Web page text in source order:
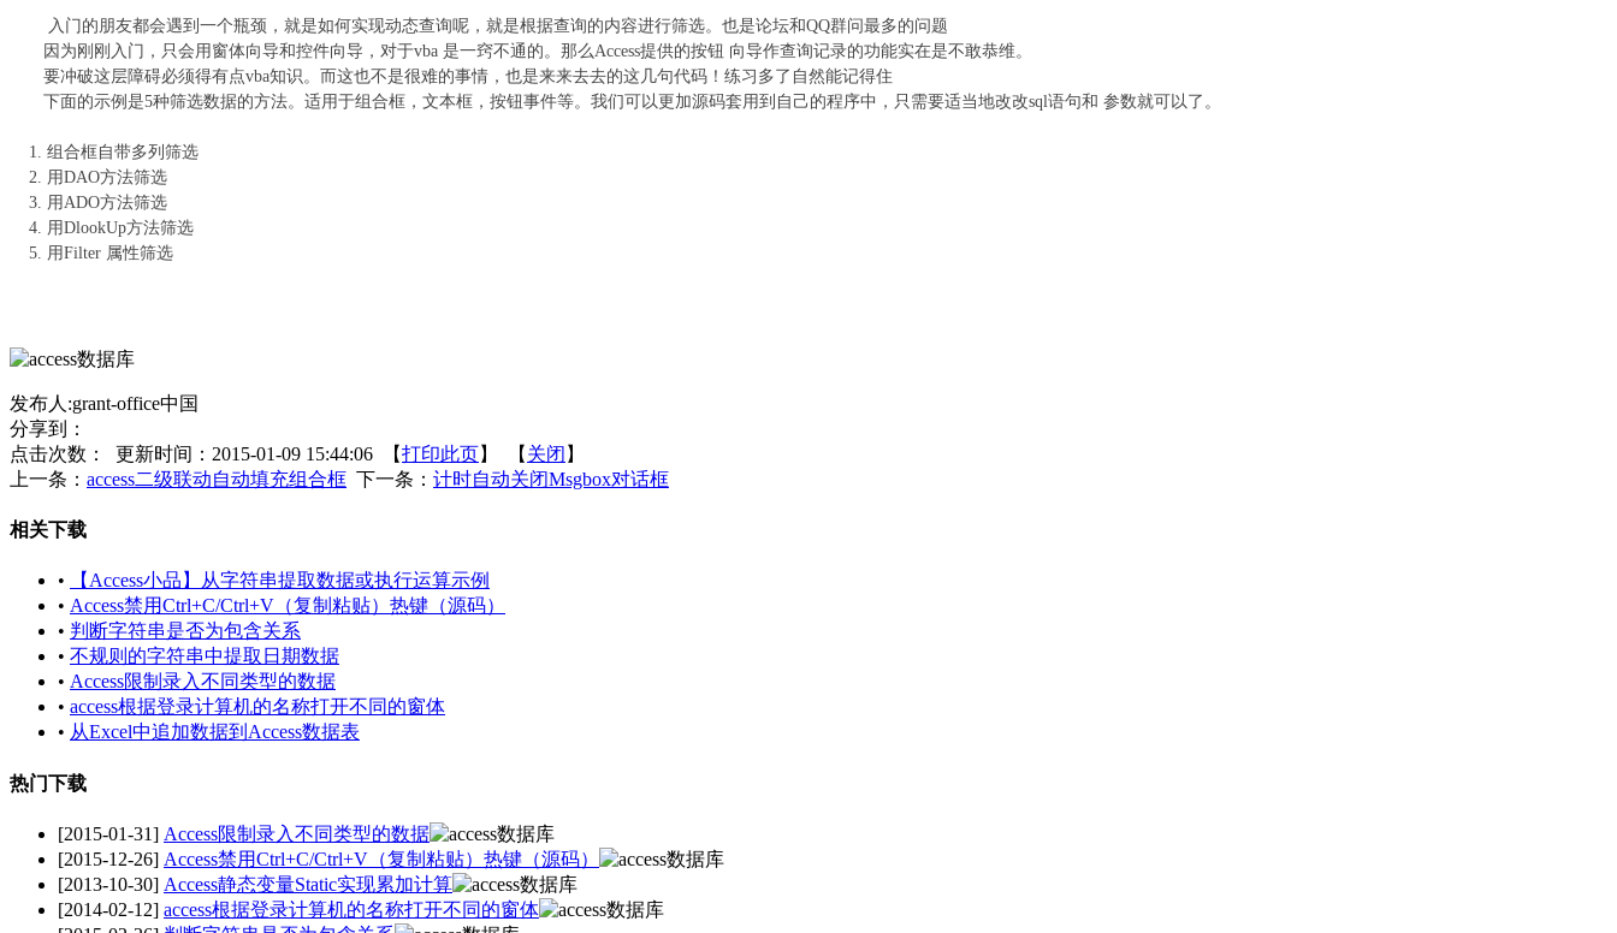
入门的朋友都会遇到一个瓶颈，就是如何实现动态查询呢，就是根据查询的内容进行筛选。也是论坛和QQ群问最多的问题
因为刚刚入门，只会用窗体向导和控件向导，对于vba 是一窍不通的。那么Access提供的按钮 向导作查询记录的功能实在是不敢恭维。
要冲破这层障碍必须得有点vba知识。而这也不是很难的事情，也是来来去去的这几句代码！练习多了自然能记得住
下面的示例是5种筛选数据的方法。适用于组合框，文本框，按钮事件等。我们可以更加源码套用到自己的程序中，只需要适当地改改sql语句和 参数就可以了。
1. 组合框自带多列筛选
2. 用DAO方法筛选
3. 用ADO方法筛选
4. 用DlookUp方法筛选
5. 用Filter 属性筛选
发布人:grant-office中国
分享到：
点击次数：
更新时间：2015-01-09 15:44:06 【打印此页】 【 关闭 】
上一条： access二级联动自动填充组合框 下一条： 计时自动关闭Msgbox对话框
相关下载
•
【Access小品】从字符串提取数据或执行运算示例
• Access禁用Ctrl+C/Ctrl+V（复制粘贴）热键（源码）
• 判断字符串是否为包含关系
• 不规则的字符串中提取日期数据
• Access限制录入不同类型的数据
• access根据登录计算机的名称打开不同的窗体
• 从Excel中追加数据到Access数据表
热门下载
[2015-01-31] Access限制录入不同类型的数据
[2015-12-26] Access禁用Ctrl+C/Ctrl+V（复制粘贴）热键（源码）
[2013-10-30] Access静态变量Static实现累加计算
[2014-02-12] access根据登录计算机的名称打开不同的窗体